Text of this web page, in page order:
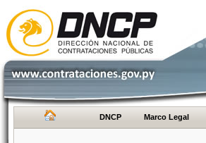
DNCP Marco Legal